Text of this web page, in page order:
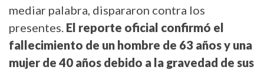
mediar palabra, dispararon contra los
presentes. El reporte oficial confirmó el
fallecimiento de un hombre de 63 años y una
mujer de 40 años debido a la gravedad de sus